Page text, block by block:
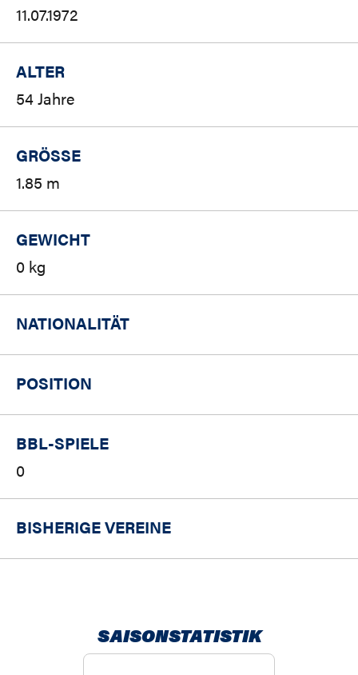
11.07.1972
ALTER
54 Jahre
GRÖSSE
1.85 m
GEWICHT
0 kg
NATIONALITÄT
POSITION
BBL-SPIELE
0
BISHERIGE VEREINE
SAISONSTATISTIK